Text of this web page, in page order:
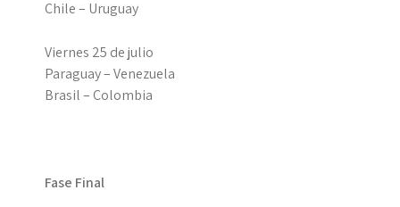
Chile – Uruguay
Viernes 25 de julio
Paraguay – Venezuela
Brasil – Colombia
Fase Final